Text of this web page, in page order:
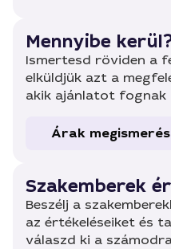
Mennyibe
Ismertesd röviden a
elküldjük azt a
akik ajánlatot fognak
Árak
Szakemberek
Beszélj a
az értékeléseiket és
válaszd ki a